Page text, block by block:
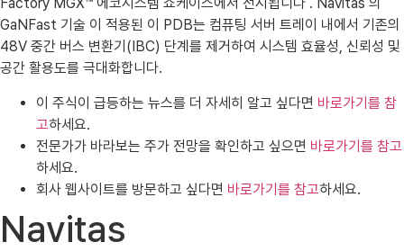
GaNFast 기술 이 적용된 이 PDB는 컴퓨팅 서버 트레이 내에서 기존의
48V 중간 버스 변환기(IBC) 단계를 제거하여 시스템 효율성, 신뢰성 및
공간 활용도를 극대화합니다.
이 주식이 급등하는 뉴스를 더 자세히 알고 싶다면 바로가기를 참
고하세요.
전문가가 바라보는 주가 전망을 확인하고 싶으면 바로가기를 참고
하세요.
회사 웹사이트를 방문하고 싶다면 바로가기를 참고하세요.
Navitas